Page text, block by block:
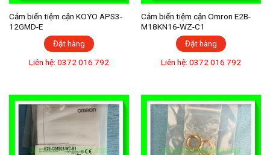
Cảm biến tiệm cận KOYO APS3-
12GMD-E
Đặt hàng
Liên hệ: 0372 016 792
Cảm biến tiệm cận Omron E2B-
M18KN16-WZ-C1
Đặt hàng
Liên hệ: 0372 016 792